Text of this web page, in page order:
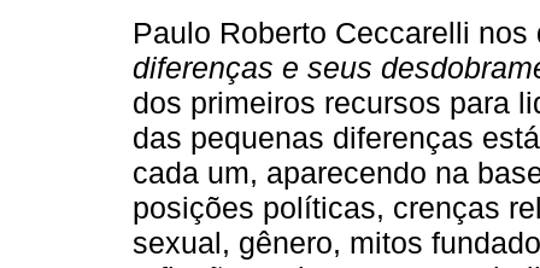
Paulo Roberto Ceccarelli
diferenças e seus
dos primeiros recursos para
das pequenas diferenças
cada um, aparecendo na
posições políticas, crenças
sexual, gênero, mitos